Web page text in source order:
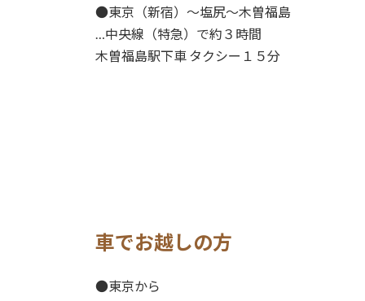
●東京（新宿）〜塩尻〜木曽福島
…中央線（特急）で約３時間
木曽福島駅下車 タクシー１５分
車でお越しの方
●東京から